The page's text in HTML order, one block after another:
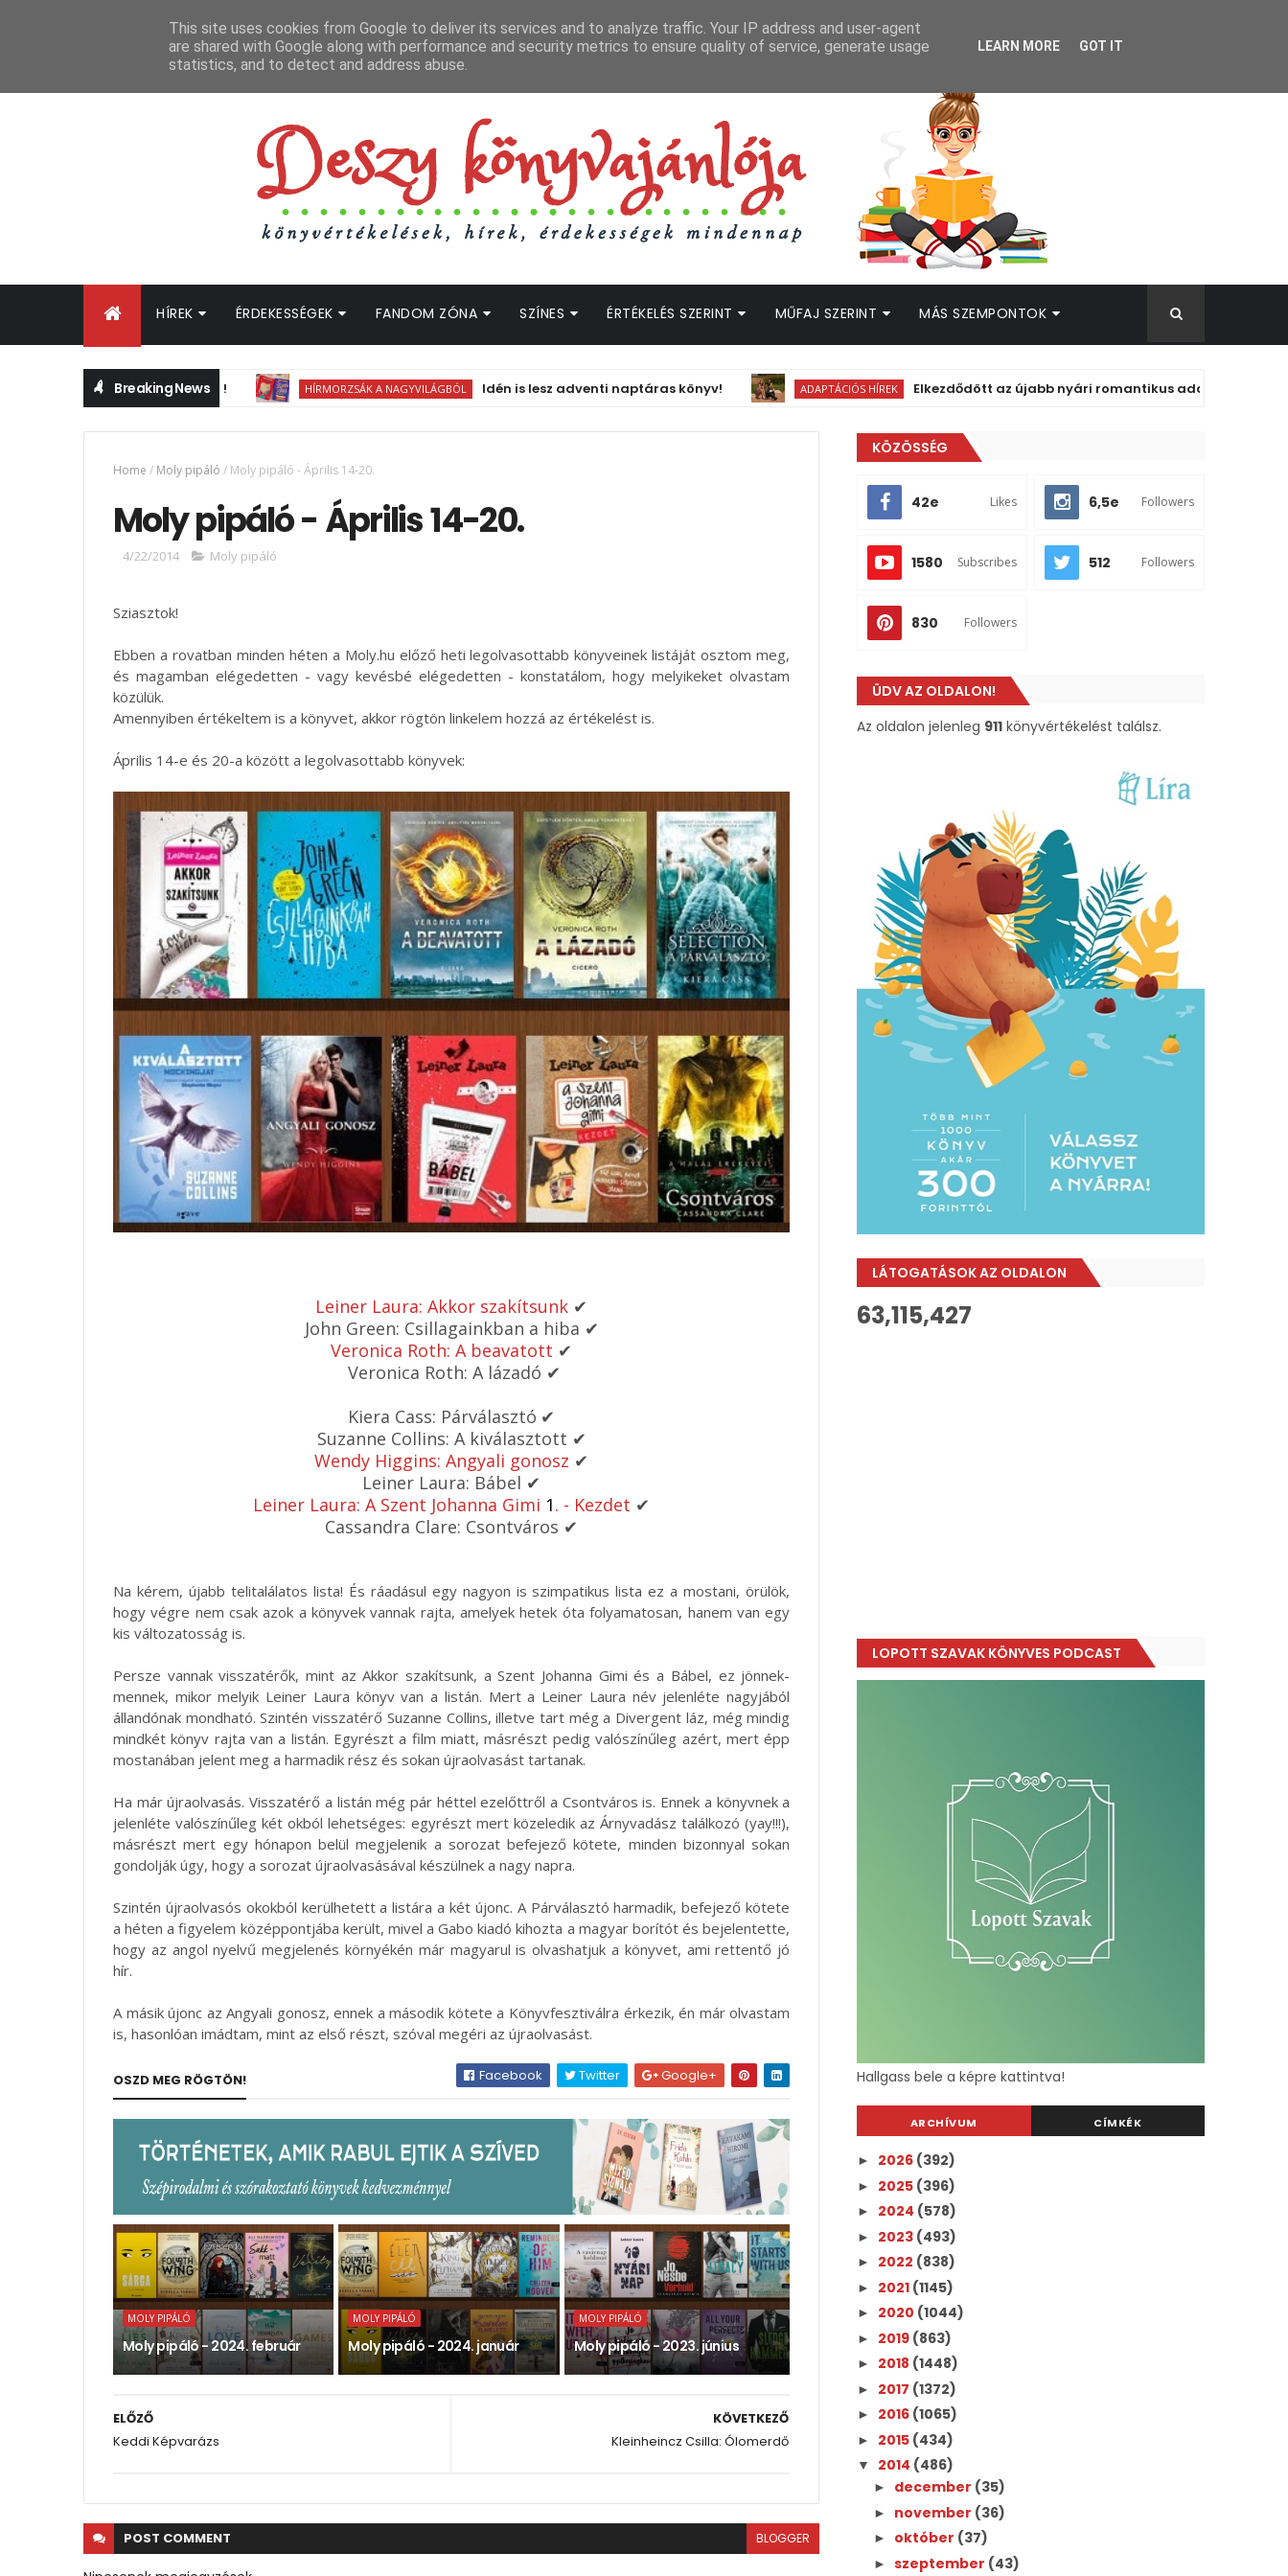
HÍREK ÉRDEKESSÉGEK FANDOM ZÓNA SZÍNES ÉRTÉKELÉS SZERINT MŰFAJ SZERINT MÁS SZEMPONTOK
Breaking News HÍRMORZSÁK A NAGYVILÁGBÓL Idén is lesz adventi naptáras könyv! ADAPTÁCIÓS HÍREK Elkezdődött az újabb nyári romantikus adaptáció forgatása!
Home / Moly pipáló / Moly pipáló - Április 14-20.
Moly pipáló - Április 14-20.
4/22/2014 Moly pipáló
Sziasztok!
Ebben a rovatban minden héten a Moly.hu előző heti legolvasottabb könyveinek listáját osztom meg,
és magamban elégedetten - vagy kevésbé elégedetten - konstatálom, hogy melyikeket olvastam
közülük.
Amennyiben értékeltem is a könyvet, akkor rögtön linkelem hozzá az értékelést is.
Április 14-e és 20-a között a legolvasottabb könyvek:
Leiner Laura: Akkor szakítsunk ✔
John Green: Csillagainkban a hiba ✔
Veronica Roth: A beavatott ✔
Veronica Roth: A lázadó ✔
Kiera Cass: Párválasztó ✔
Suzanne Collins: A kiválasztott ✔
Wendy Higgins: Angyali gonosz ✔
Leiner Laura: Bábel ✔
Leiner Laura: A Szent Johanna Gimi 1. - Kezdet ✔
Cassandra Clare: Csontváros ✔
Na kérem, újabb telitalálatos lista! És ráadásul egy nagyon is szimpatikus lista ez a mostani, örülök,
hogy végre nem csak azok a könyvek vannak rajta, amelyek hetek óta folyamatosan, hanem van egy
kis változatosság is.
Persze vannak visszatérők, mint az Akkor szakítsunk, a Szent Johanna Gimi és a Bábel, ez jönnek-
mennek, mikor melyik Leiner Laura könyv van a listán. Mert a Leiner Laura név jelenléte nagyjából
állandónak mondható. Szintén visszatérő Suzanne Collins, illetve tart még a Divergent láz, még mindig
mindkét könyv rajta van a listán. Egyrészt a film miatt, másrészt pedig valószínűleg azért, mert épp
mostanában jelent meg a harmadik rész és sokan újraolvasást tartanak.
Ha már újraolvasás. Visszatérő a listán még pár héttel ezelőttről a Csontváros is. Ennek a könyvnek a
jelenléte valószínűleg két okból lehetséges: egyrészt mert közeledik az Árnyvadász találkozó (yay!!!),
másrészt mert egy hónapon belül megjelenik a sorozat befejező kötete, minden bizonnyal sokan
gondolják úgy, hogy a sorozat újraolvasásával készülnek a nagy napra.
Szintén újraolvasós okokból kerülhetett a listára a két újonc. A Párválasztó harmadik, befejező kötete
a héten a figyelem középpontjába került, mivel a Gabo kiadó kihozta a magyar borítót és bejelentette,
hogy az angol nyelvű megjelenés környékén már magyarul is olvashatjuk a könyvet, ami rettentő jó
hír.
A másik újonc az Angyali gonosz, ennek a második kötete a Könyvfesztiválra érkezik, én már olvastam
is, hasonlóan imádtam, mint az első részt, szóval megéri az újraolvasást.
OSZD MEG RÖGTÖN! Facebook Twitter Google+
MOLY PIPÁLÓ
Moly pipáló - 2024. február
MOLY PIPÁLÓ
Moly pipáló - 2024. január
MOLY PIPÁLÓ
Moly pipáló - 2023. június
KÖVETKEZŐ
Kleinheincz Csilla: Ólomerdő
ELŐZŐ
Keddi Képvarázs
POST COMMENT BLOGGER
KÖZÖSSÉG
42e Likes 6,5e Followers
1580 Subscribes 512 Followers
830 Followers
ÜDV AZ OLDALON!
Az oldalon jelenleg 911 könyvértékelést találsz.
LÁTOGATÁSOK AZ OLDALON
63,115,427
LOPOTT SZAVAK KÖNYVES PODCAST
Hallgass bele a képre kattintva!
ARCHÍVUM CÍMKÉK
► 2026 (392)
► 2025 (396)
► 2024 (578)
► 2023 (493)
► 2022 (838)
► 2021 (1145)
► 2020 (1044)
► 2019 (863)
► 2018 (1448)
► 2017 (1372)
► 2016 (1065)
► 2015 (434)
▼ 2014 (486)
► december (35)
► november (36)
► október (37)
►szeptember (43)
This site uses cookies from Google to deliver its services and to analyze traffic. Your IP address and user-agent
are shared with Google along with performance and security metrics to ensure quality of service, generate usage
statistics, and to detect and address abuse.
LEARN MORE GOT IT